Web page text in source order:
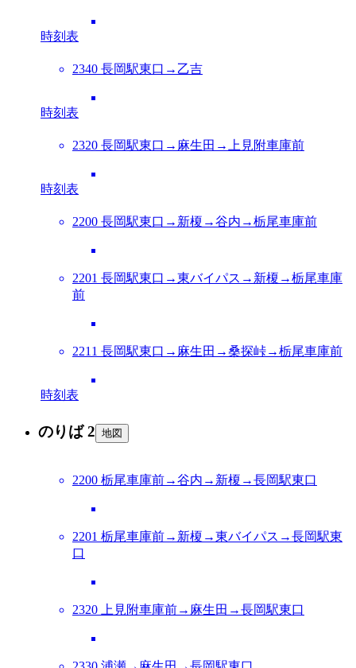
時刻表
2340 長岡駅東口→乙吉
時刻表
2320 長岡駅東口→麻生田→上見附車庫前
時刻表
2200 長岡駅東口→新榎→谷内→栃尾車庫前
2201 長岡駅東口→東バイパス→新榎→栃尾車庫
前
2211 長岡駅東口→麻生田→桑探峠→栃尾車庫前
時刻表
のりば 2 地図
2200 栃尾車庫前→谷内→新榎→長岡駅東口
2201 栃尾車庫前→新榎→東バイパス→長岡駅東
口
2320 上見附車庫前→麻生田→長岡駅東口